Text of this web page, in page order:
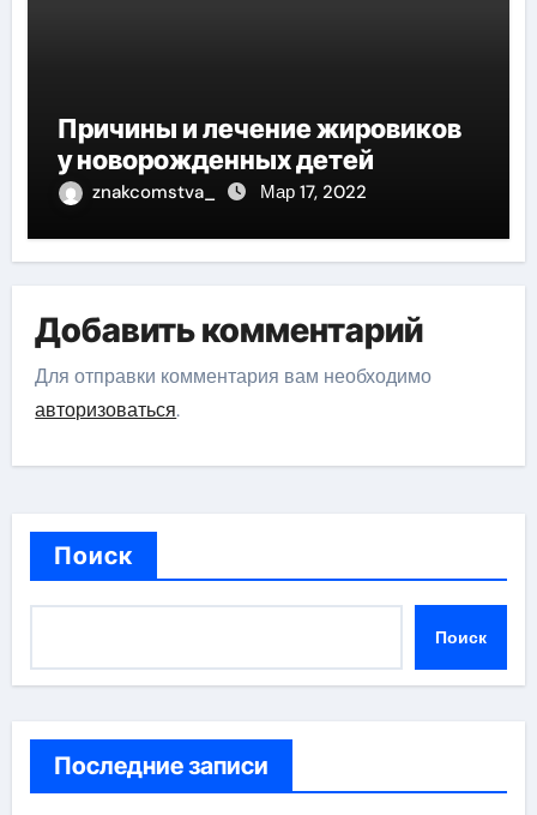
Причины и лечение жировиков
у новорожденных детей
znakcomstva_ Мар 17, 2022
Добавить комментарий
Для отправки комментария вам необходимо
авторизоваться.
Поиск
Поиск
Последние записи